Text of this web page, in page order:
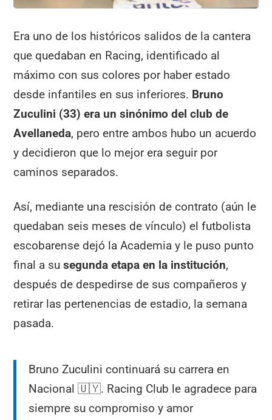
Era uno de los históricos salidos de la cantera
que quedaban en Racing, identificado al
máximo con sus colores por haber estado
desde infantiles en sus inferiores. Bruno
Zuculini (33) era un sinónimo del club de
Avellaneda, pero entre ambos hubo un acuerdo
y decidieron que lo mejor era seguir por
caminos separados.
Así, mediante una rescisión de contrato (aún le
quedaban seis meses de vínculo) el futbolista
escobarense dejó la Academia y le puso punto
final a susegunda etapa en la institución,
después de despedirse de sus compañeros y
retirar las pertenencias de estadio, la semana
pasada.
Bruno Zuculini continuará su carrera en
Nacional 🇺🇾. Racing Club le agradece para
siempre su compromiso y amor